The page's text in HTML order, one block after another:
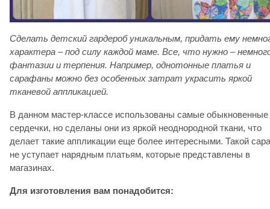
Сделать детский гардероб уникальным, придать ему
характера – под силу каждой маме. Все, что нужно –
фантазии и терпения. Например, однотонные платья и
сарафаны можно без особенных затрат украсить яркой
тканевой аппликацией.
В данном мастер-классе использованы самые обыкновенные
сердечки, но сделаны они из яркой неоднородной ткани, что
делает такие аппликации еще более интересными. Такой
не уступает нарядным платьям, которые представлены в
магазинах.
Для изготовления вам понадобится: